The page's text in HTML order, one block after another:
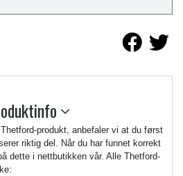
produkt, anbefaler vi at du først
riktig del. Når du har funnet korrekt
dette i nettbutikken vår. Alle Thetford-